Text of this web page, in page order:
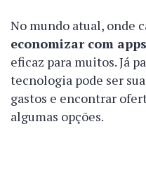
No mundo atual, onde
economizar com apps
eficaz para muitos. Já
tecnologia pode ser
gastos e encontrar
algumas opções.